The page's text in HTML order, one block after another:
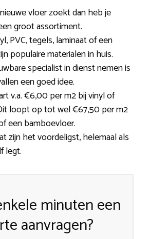
vloer zoekt dan heb je
groot assortiment.
PVC, tegels, laminaat of een
populaire materialen in huis.
specialist in dienst nemen is
een goed idee.
v.a. €6,00 per m2 bij vinyl of
loopt op tot wel €67,50 per m2
een bamboevloer.
zijn het voordeligst, helemaal als
legt.
minuten een
aanvragen?